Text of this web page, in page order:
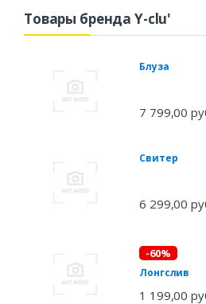
Товары бренда Y-clu'
Блуза
7 799,00
Свитер
6 299,00
-60%
Лонгслив
1 199,00